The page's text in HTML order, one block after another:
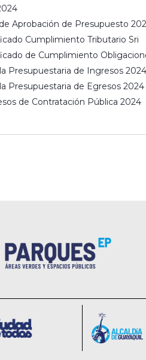
Aprobación de Presupuesto
Cumplimiento Tributario Sri
de Cumplimiento
Presupuestaria de Ingresos 2024
Presupuestaria de Egresos 2024
de Contratación Pública 2024